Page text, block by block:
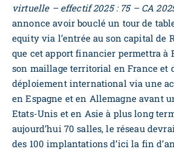
virtuelle – effectif 2025 : 75 – CA
annonce avoir bouclé un tour de
equity via l’entrée au son capital de
que cet apport financier permettra à
son maillage territorial en France et
déploiement international via une
en Espagne et en Allemagne avant
Etats-Unis et en Asie à plus long
aujourd’hui 70 salles, le réseau
des 100 implantations d’ici la fin